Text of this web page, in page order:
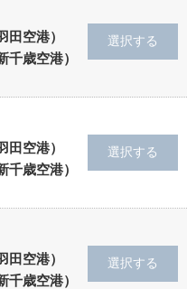
空港）
歳空港）
空港）
歳空港）
空港）
歳空港）